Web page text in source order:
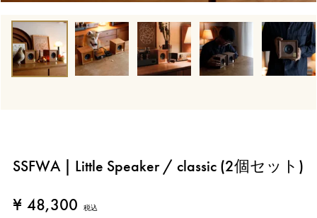
SSFWA | Little Speaker / classic (2個セット)
¥ 48,300 税込